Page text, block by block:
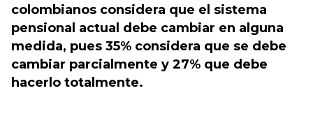
colombianos considera que el sistema
pensional actual debe cambiar en alguna
medida, pues 35% considera que se debe
cambiar parcialmente y 27% que debe
hacerlo totalmente.